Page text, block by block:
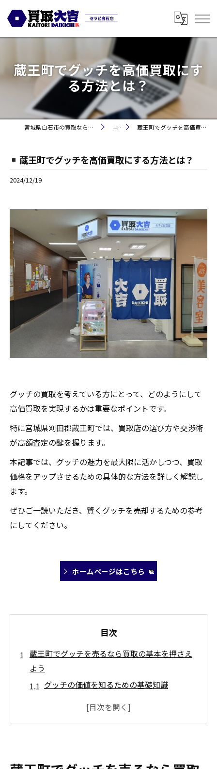
蔵王町でグッチを高価買取にす
る方法とは？
宮城県白石市の買取なら買取大吉セラビ白石店 コラム 蔵王町でグッチを高価買取にする方法とは？
蔵王町でグッチを高価買取にする方法とは？
2024/12/19
グッチの買取を考えている方にとって、どのようにして
高価買取を実現するかは重要なポイントです。
特に宮城県刈田郡蔵王町では、買取店の選び方や交渉術
が高額査定の鍵を握ります。
本記事では、グッチの魅力を最大限に活かしつつ、買取
価格をアップさせるための具体的な方法を詳しく解説し
ます。
ぜひご一読いただき、賢くグッチを売却するための参考
にしてください。
ホームページはこちら
目次
蔵王町でグッチを売るなら買取の基本を押さえ
よう
グッチの価値を知るための基礎知識
買取前に確認すべきグッチの状態